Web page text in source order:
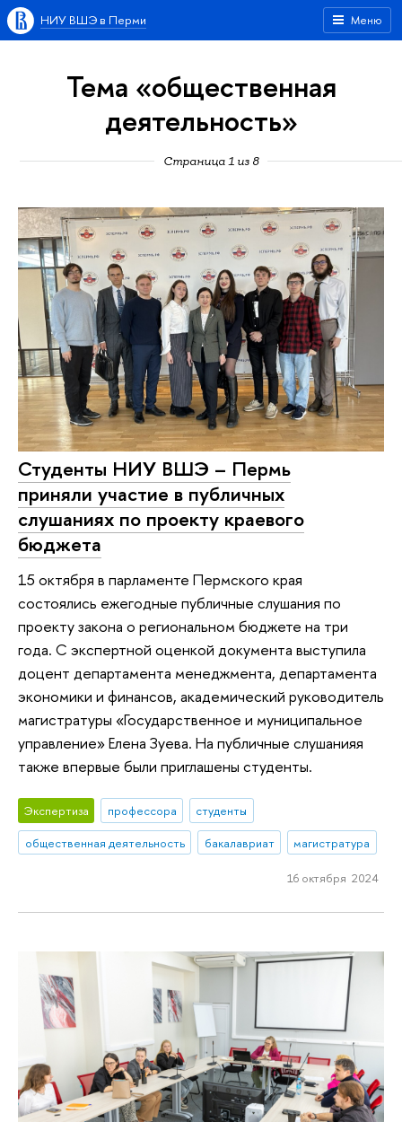
Меню
НИУ ВШЭ в Перми
Тема «общественная
деятельность»
Страница 1 из 8
Студенты НИУ ВШЭ – Пермь
приняли участие в публичных
слушаниях по проекту краевого
бюджета
15 октября в парламенте Пермского края
состоялись ежегодные публичные слушания по
проекту закона о региональном бюджете на три
года. С экспертной оценкой документа выступила
доцент департамента менеджмента, департамента
экономики и финансов, академический руководитель
магистратуры «Государственное и муниципальное
управление» Елена Зуева. На публичные слушанияя
также впервые были приглашены студенты.
Экспертиза профессора
студенты
общественная деятельность
бакалавриат магистратура
16 октября 2024